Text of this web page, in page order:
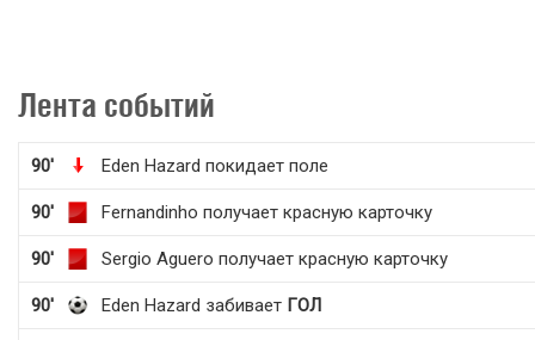
Лента событий
90' Eden Hazard покидает поле
90' Fernandinho получает красную карточку
90' Sergio Aguero получает красную карточку
90' Eden Hazard забивает ГОЛ